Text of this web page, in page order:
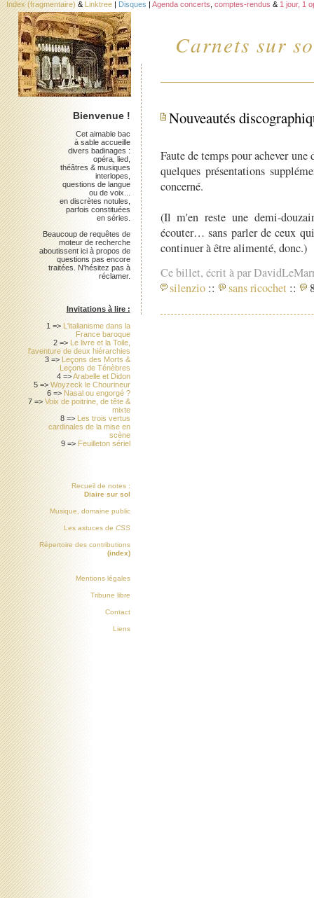
Carnets sur
Index (fragmentaire) & Linktree | Disques | Agenda concerts comptes-rendus & 1 jour, 1
Nouveautés
Faute de temps pour achever
quelques présentations
concerné.
(Il m'en reste une demi-
écouter… sans parler de ceux
continuer à être alimenté, donc.)
Ce billet, écrit à par
silenzio :: sans ricochet ::
Bienvenue !
Cet aimable bac
à sable accueille
divers badinages :
opéra, lied,
théâtres & musiques
interlopes,
questions de langue
ou de voix...
en discrètes notules,
parfois constituées
en séries.
Beaucoup de requêtes de
moteur de recherche
aboutissent ici à propos de
questions pas encore
traitées. N'hésitez pas à
réclamer.
Invitations à lire :
1 => L'italianisme dans la
France baroque
2 => Le livre et la Toile,
l'aventure de deux hiérarchies
3 => Leçons des Morts &
Leçons de Ténèbres
4 =>Arabelle et Didon
5 =>Woyzeck le Chourineur
6 => Nasal ou engorgé ?
7 =>Voix de poitrine, de tête &
mixte
8 => Les trois vertus
cardinales de la mise en
scène
9 => Feuilleton sériel
Recueil de notes :
Diaire sur sol
Musique, domaine public
Les astuces de CSS
Répertoire des contributions
(index)
Mentions légales
Tribune libre
Contact
Liens